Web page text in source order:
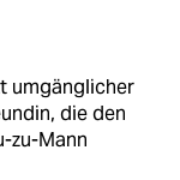
umgänglicher
die den
zu-Mann